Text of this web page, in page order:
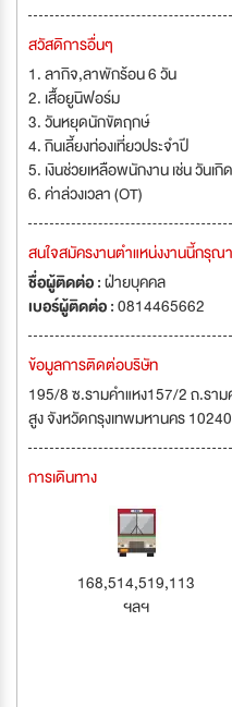
สวัสดิการอื่นๆ
1. ลากิจ,ลาพักร้อน 6 วัน
2. เสื้อยูนิฟอร์ม
3. วันหยุดนักขัตฤกษ์
4. กินเลี้ยงท่องเที่ยวประจำปี
5. เงินช่วยเหลือพนักงาน เช่น วันเกิด
6. ค่าล่วงเวลา (OT)
สนใจสมัครงานตำแหน่งงานนี้กรุ
ชื่อผู้ติดต่อ :ฝ่ายบุคคล
เบอร์ผู้ติดต่อ :0814465662
ข้อมูลการติดต่อบริษัท
195/8 ซ.รามคำแหง157/2 ถ.รา
สูง จังหวัดกรุงเทพมหานคร 10240
การเดินทาง
168,514,519,113
ฯลฯ